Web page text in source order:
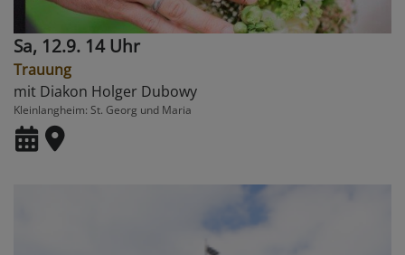
Sa, 12.9. 14 Uhr
Trauung
mit Diakon Holger Dubowy
Kleinlangheim St. Georg und Maria